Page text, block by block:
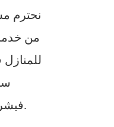
نحترم
من
فيشركات نقل وتركيب الاثاث.